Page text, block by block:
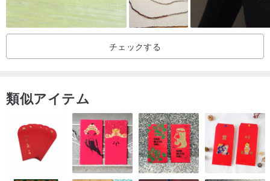
//ご注意点//
・天然石には、内包物（インクルージョン）、クラック、曇り、小
さな欠け、不純物、共生鉱物、模様などが見られる場合がありま
す。これらは自然の魅力としてお楽しみください。
・手作業で丁寧に制作しているため、一点一点が異なる表情を持つ
ユニークな作品です。直感で「これだ」と感じた出会いを、どうぞ
チェックする
類似アイテム